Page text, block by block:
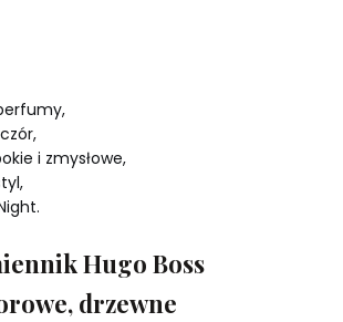
i zmysłowe,
Hugo Boss
drzewne